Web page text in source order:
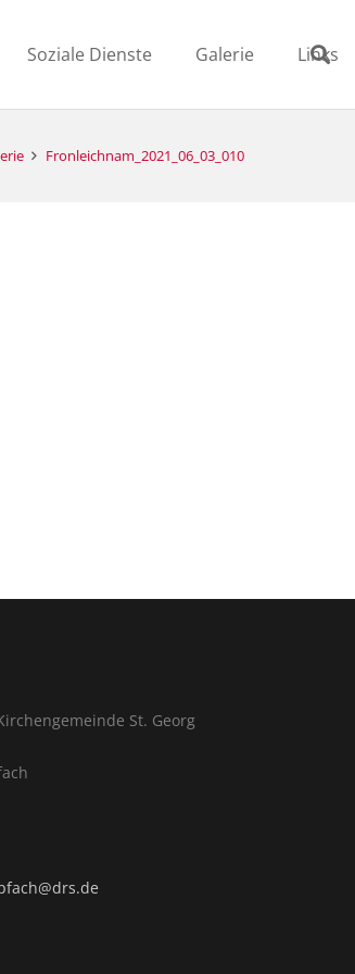
Soziale Dienste Galerie Links
Fronleichnam_2021_06_03_010
St. Georg